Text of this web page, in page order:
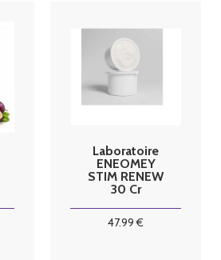
Laboratoire
ENEOMEY
STIM RENEW
30 Cr
47.99 €